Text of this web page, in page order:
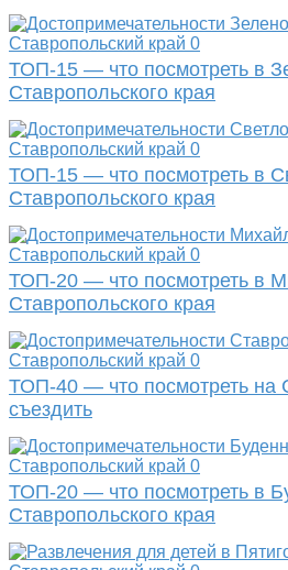
Ставропольский край 0
ТОП-15 — что посмотреть в
Ставропольского края
Ставропольский край 0
ТОП-15 — что посмотреть в
Ставропольского края
Ставропольский край 0
ТОП-20 — что посмотреть в
Ставропольского края
Ставропольский край 0
ТОП-40 — что посмотреть на
съездить
Ставропольский край 0
ТОП-20 — что посмотреть в
Ставропольского края